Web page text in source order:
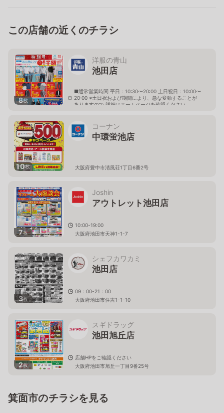
この店舗の近くのチラシ
8枚
洋服の青山
池田店
■通常営業時間 平日：10:30〜20:00 土日祝日：10:00〜
20:00 ※土日祝および期間により、急な変動することが
ありますので 詳細はホームページを確認ください
10枚
コーナン
中環蛍池店
大阪府豊中市清風荘1丁目6番2号
7枚
Joshin
アウトレット池田店
10:00-19:00
大阪府池田市天神1-1-7
3枚
シェフカワカミ
池田店
09：00-21：00
大阪府池田市住吉1-1-10
2枚
スギドラッグ
池田旭丘店
店舗HPをご確認ください
大阪府池田市旭丘一丁目9番25号
箕面市のチラシを見る